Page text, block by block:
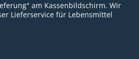
am Kassenbildschirm. Wir
Lieferservice für Lebensmittel